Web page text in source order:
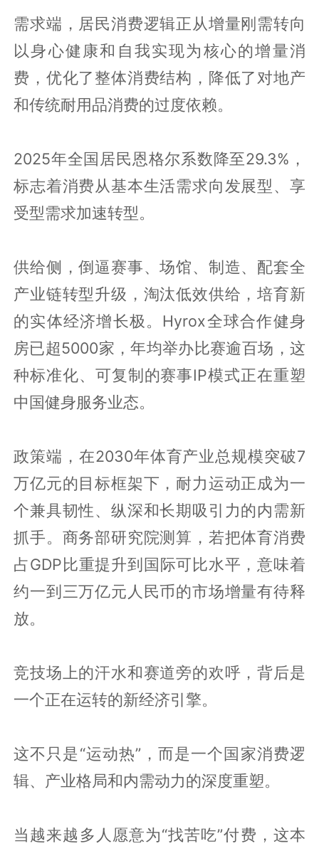
需求端，居民消费逻辑正从增量刚需转向
以身心健康和自我实现为核心的增量消
费，优化了整体消费结构，降低了对地产
和传统耐用品消费的过度依赖。
2025年全国居民恩格尔系数降至29.3%，
标志着消费从基本生活需求向发展型、享
受型需求加速转型。
供给侧，倒逼赛事、场馆、制造、配套全
产业链转型升级，淘汰低效供给，培育新
的实体经济增长极。Hyrox全球合作健身
房已超5000家，年均举办比赛逾百场，这
种标准化、可复制的赛事IP模式正在重塑
中国健身服务业态。
政策端，在2030年体育产业总规模突破7
万亿元的目标框架下，耐力运动正成为一
个兼具韧性、纵深和长期吸引力的内需新
抓手。商务部研究院测算，若把体育消费
占GDP比重提升到国际可比水平，意味着
约一到三万亿元人民币的市场增量有待释
放。
竞技场上的汗水和赛道旁的欢呼，背后是
一个正在运转的新经济引擎。
这不只是“运动热”，而是一个国家消费逻
辑、产业格局和内需动力的深度重塑。
当越来越多人愿意为“找苦吃”付费，这本